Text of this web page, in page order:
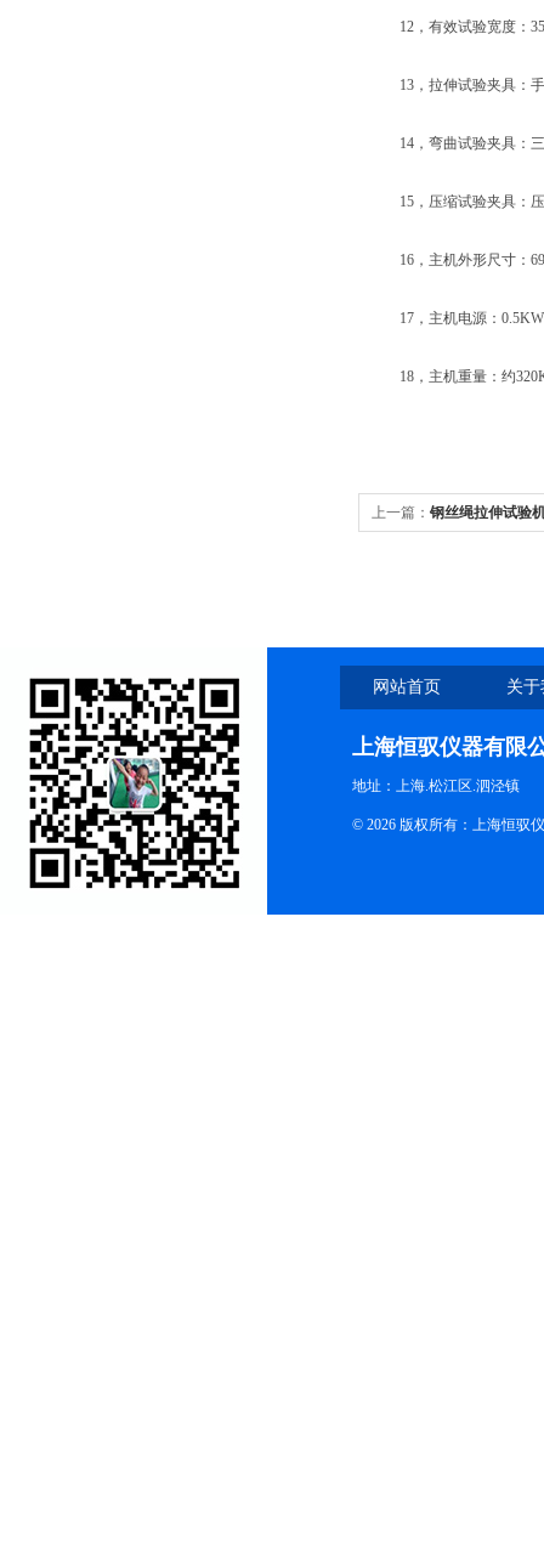
12，有效试验宽度：
13，拉伸试验夹具：手
14，弯曲试验夹具：三
15，压缩试验夹具：压
16，主机外形尺寸：
17，主机电源：0.5KW/
18，主机重量：约
上一篇： 钢丝绳拉伸试验
网站首页 关
上海恒驭仪器有限
地址：上海.松江区.泗泾镇
© 2026 版权所有：上海恒驭